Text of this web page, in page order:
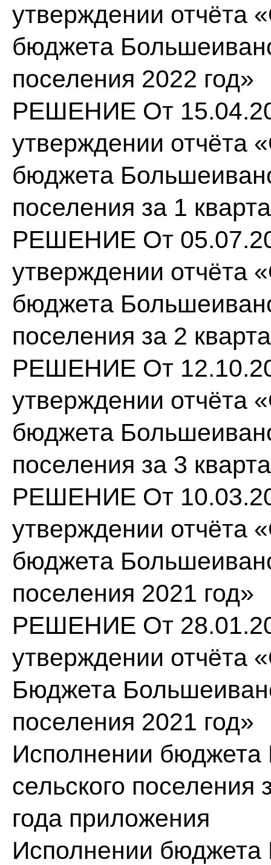
утверждении отчёта
бюджета
поселения 2022 год»
РЕШЕНИЕ От
утверждении отчёта
бюджета
поселения за 1
РЕШЕНИЕ От
утверждении отчёта
бюджета
поселения за 2
РЕШЕНИЕ От
утверждении отчёта
бюджета
поселения за 3
РЕШЕНИЕ От
утверждении отчёта
бюджета
поселения 2021 год»
РЕШЕНИЕ От
утверждении отчёта
Бюджета
поселения 2021 год»
Исполнении бюджета
сельского поселения
года приложения
Исполнении бюджета